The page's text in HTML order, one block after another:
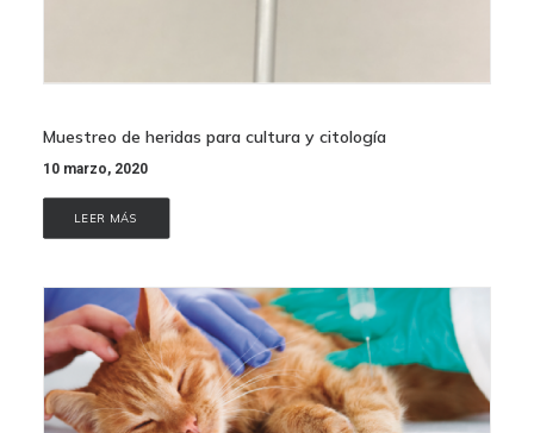
Muestreo de heridas para cultura y citología
10 marzo, 2020
LEER MÁS